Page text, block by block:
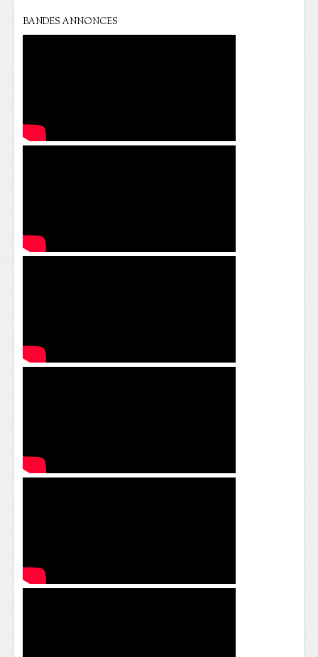
BANDES ANNONCES